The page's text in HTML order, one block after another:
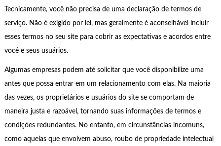
Tecnicamente, você não precisa de uma declaração de termos de
serviço. Não é exigido por lei, mas geralmente é aconselhável incluir
esses termos no seu site para cobrir as expectativas e acordos entre
você e seus usuários.
Algumas empresas podem até solicitar que você disponibilize uma
antes que possa entrar em um relacionamento com elas. Na maioria
das vezes, os proprietários e usuários do site se comportam de
maneira justa e razoável, tornando suas informações de termos e
condições redundantes. No entanto, em circunstâncias incomuns,
como aquelas que envolvem abuso, roubo de propriedade intelectual